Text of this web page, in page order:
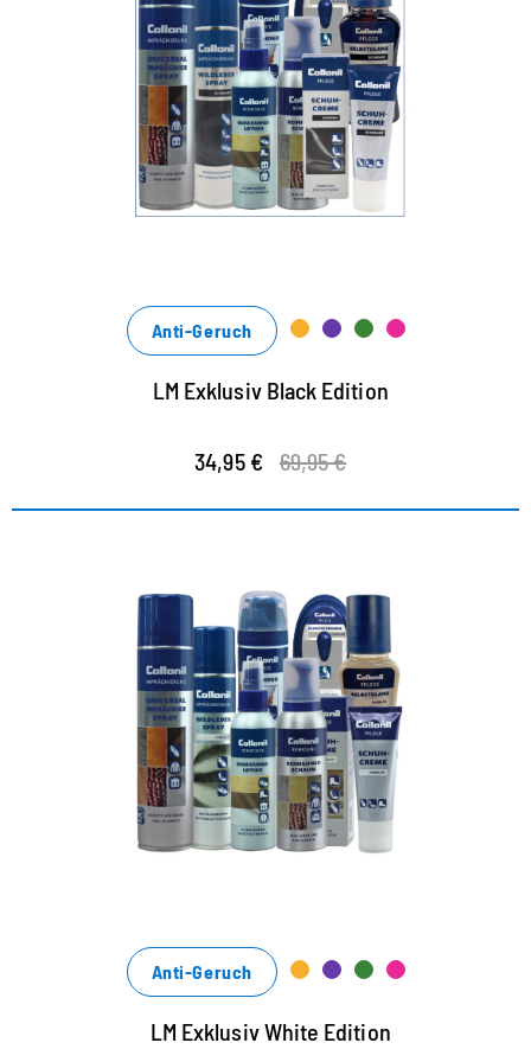
Anti-Geruch
LM Exklusiv Black Edition
34,95 € 69,95 €
Anti-Geruch
LM Exklusiv White Edition